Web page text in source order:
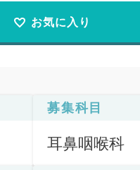
お気に入り
募集科目
耳鼻咽喉科